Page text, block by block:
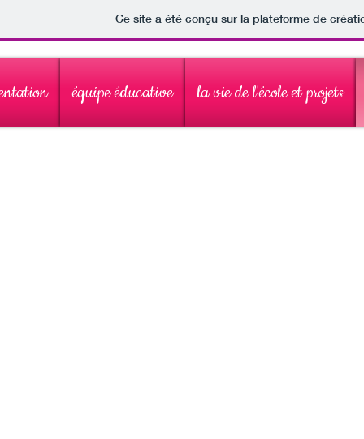
Ce site a été conçu sur la plateforme de
équipe éducative la vie de l'école et projets